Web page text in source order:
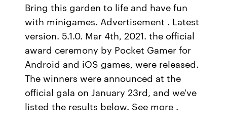
Bring this garden to life and have fun
with minigames. Advertisement . Latest
version. 5.1.0. Mar 4th, 2021. the official
award ceremony by Pocket Gamer for
Android and iOS games, were released.
The winners were announced at the
official gala on January 23rd, and we've
listed the results below. See more .